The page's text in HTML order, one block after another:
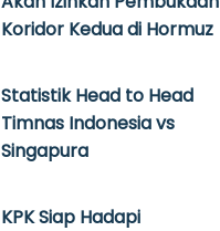
Koridor Kedua di Hormuz
Statistik Head to Head
Timnas Indonesia vs
Singapura
KPK Siap Hadapi